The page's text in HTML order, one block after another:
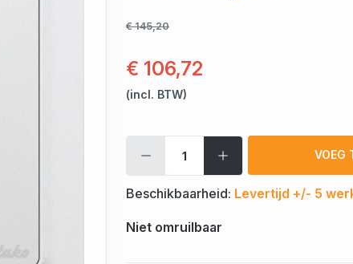
€ 145,20
€ 106,72
(incl. BTW)
VOEG
Beschikbaarheid: Levertijd +/- 5
Niet omruilbaar